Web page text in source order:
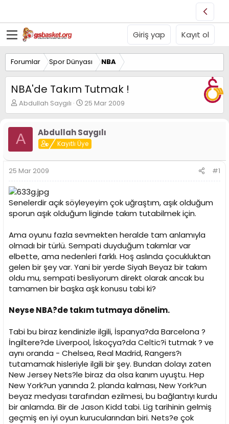
Giriş yap Kayıt ol
Forumlar Spor Dünyası NBA
NBA'de Takım Tutmak !
K
o
u
y
B
a
ş
a
t
a
Abdullah Saygılı
B
a
l
a
n
g
r
i
i
25 Mar 2009
A Abdullah Saygılı
Kayıtlı Üye
25 Mar 2009 #1
Senelerdir açık söyleyeyim çok uğraştım, aşık olduğum
sporun aşık olduğum liginde takım tutabilmek için.
Ama oyunu fazla sevmekten heralde tam anlamıyla
olmadı bir türlü. Sempati duyduğum takımlar var
elbette, ama nedenleri farklı. Hoş aslında çocukluktan
gelen bir şey var. Yani bir yerde Siyah Beyaz bir takım
oldu mu, sempati besliyorum direkt olarak ancak bu
tamamen bir başka aşk konusu tabi ki?
Neyse NBA?de takım tutmaya dönelim.
Tabi bu biraz kendinizle ilgili, İspanya?da Barcelona ?
İngiltere?de Liverpool, İskoçya?da Celtic?i tutmak ? ve
aynı oranda - Chelsea, Real Madrid, Rangers?ı
tutamamak hisleriyle ilgili bir şey. Bundan dolayı zaten
New Jersey Nets?le biraz da olsa kanım uyuştu. Hep
New York?un yanında 2. planda kalması, New York?un
beyaz medyası tarafından ezilmesi, bu bağlantıyı kurdu
bir anlamda. Bir de Jason Kidd tabi. Lig tarihinin gelmiş
geçmiş en iyi oyun kurucularından biri. Nets?e çok